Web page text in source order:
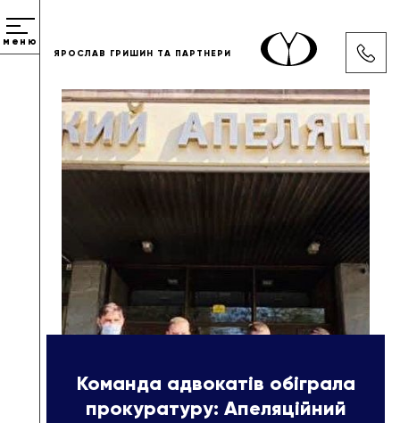
меню
ЯРОСЛАВ ГРИШИН ТА ПАРТНЕРИ
Команда адвокатів обіграла
прокуратуру: Апеляційний